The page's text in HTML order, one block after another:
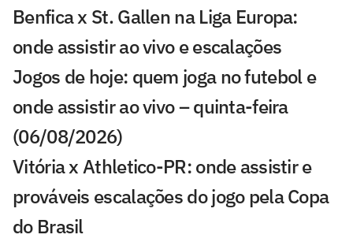
Benfica x St. Gallen na Liga Europa:
onde assistir ao vivo e escalações
Jogos de hoje: quem joga no futebol e
onde assistir ao vivo – quinta-feira
(06/08/2026)
Vitória x Athletico-PR: onde assistir e
prováveis escalações do jogo pela Copa
do Brasil